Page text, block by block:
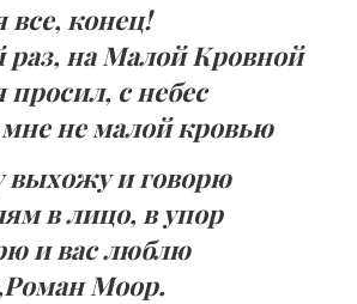
все, конец!
на Малой Кровной
просил, с небес
не малой кровью
выхожу и говорю
в лицо, в упор
и вас люблю
Моор.